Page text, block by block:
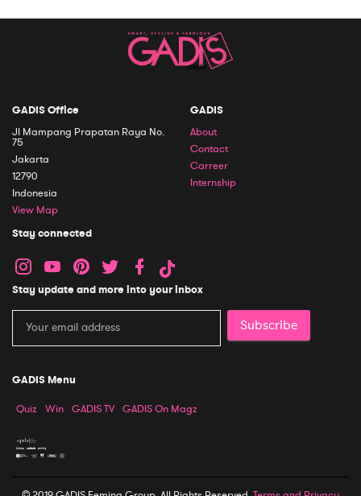
GADIS Office
Jl Mampang Prapatan Raya No.
75
Jakarta
12790
Indonesia
View Map
GADIS
About
Contact
Carreer
Internship
Stay connected
Stay update and more into your inbox
Subscribe
GADIS Menu
Quiz Win GADIS TV GADIS On Magz